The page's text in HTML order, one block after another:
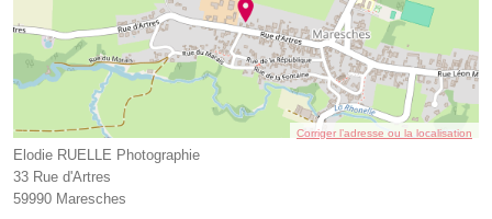
Corriger l’adresse ou la localisation
Elodie RUELLE Photographie
33 Rue d'Artres
59990 Maresches